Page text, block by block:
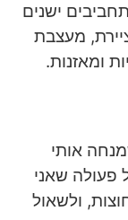
ישנים
מעצבת
ומאזנות.
אותי
פעולה שאני
ולשאול